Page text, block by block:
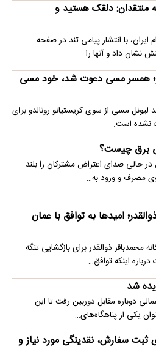
منتقدان: دلقک هستید و
با انتشار پیامی تند در صفحه
نشان داد و آنها را…
همسر مسی دعوت شد، خود مسی
لیونل مسی از سوی کریستیانو رونالدو برای
نشده است.
برق چیست؟
حالی صدای اعتراض مشترکان را بلند
مصرف و ورود به…
امیدها به توافق با عمان
محمدباقر ذوالقدر برای بازگشایی تنگه
اینکه توافق…
شد
دوباره مقابل دوربین رفت تا این
یکی از پناهگاه‌های…
ثبت سفارش، نقدینگی مورد نیاز و